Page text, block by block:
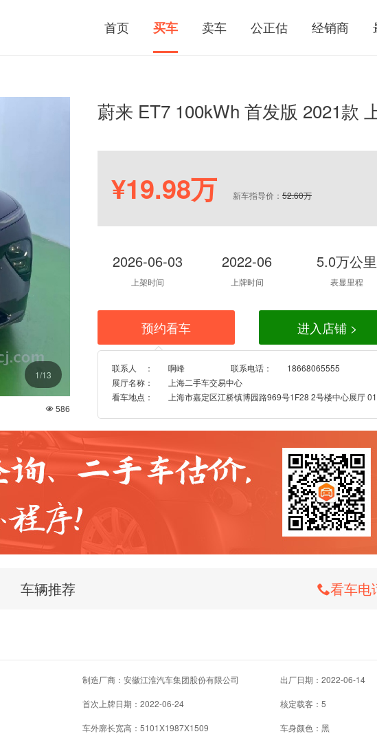
经销商
公正估
卖车
买车
首页
1/13
 586
蔚来 ET7 100kWh 首发版 2021款
¥19.98万 新车指导价： 52.60万
2026-06-03
上架时间
2022-06
上牌时间
5.0万公里
表显里程
预约看车 进入店铺 >

联系人 ： 啊峰 联系电话：
18668065555
展厅名称：
上海二手车交易中心
看车地点：
上海市嘉定区江桥镇博园路969号1F28 2号楼中心展厅
车辆推荐 看车电
制造厂商：安徽江淮汽车集团股份有限公司 出厂日期：2022-06-14
首次上牌日期：2022-06-24 核定载客：5
车外廓长宽高：5101X1987X1509 车身颜色：黑